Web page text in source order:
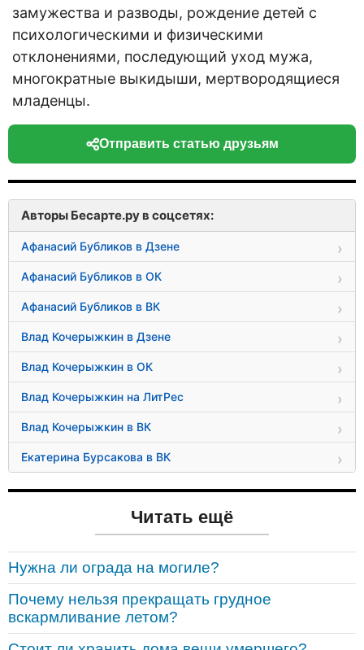
замужества и разводы, рождение детей с
психологическими и физическими
отклонениями, последующий уход мужа,
многократные выкидыши, мертвородящиеся
младенцы.
Отправить статью друзьям
Авторы Бесарте.ру в соцсетях:
Афанасий Бубликов в Дзене
Афанасий Бубликов в ОК
Афанасий Бубликов в ВК
Влад Кочерыжкин в Дзене
Влад Кочерыжкин в ОК
Влад Кочерыжкин на ЛитРес
Влад Кочерыжкин в ВК
Екатерина Бурсакова в ВК
Читать ещё
Нужна ли ограда на могиле?
Почему нельзя прекращать грудное
вскармливание летом?